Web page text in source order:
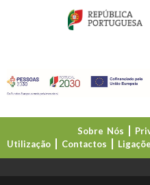
Sobre Nós
Utilização
Contactos